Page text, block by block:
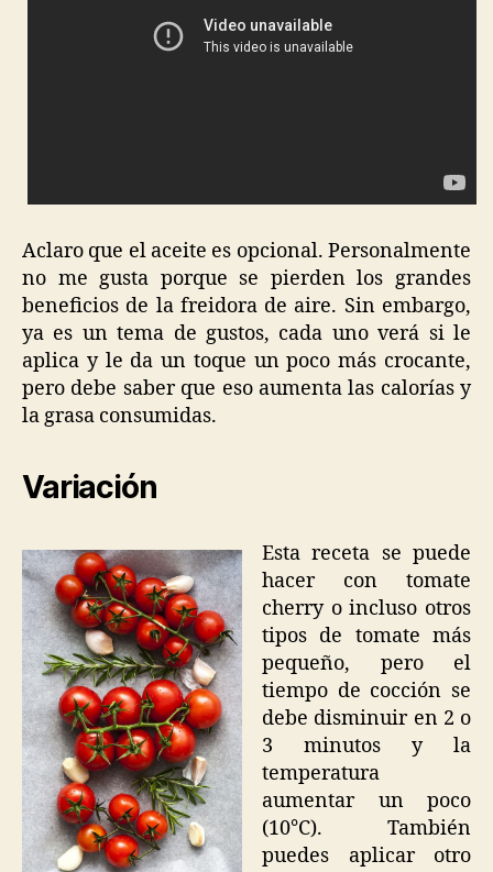
Aclaro que el aceite es opcional. Personalmente
no me gusta porque se pierden los grandes
beneficios de la freidora de aire. Sin embargo,
ya es un tema de gustos, cada uno verá si le
aplica y le da un toque un poco más crocante,
pero debe saber que eso aumenta las calorías y
la grasa consumidas.
Variación
Esta receta se puede
hacer con tomate
cherry o incluso otros
tipos de tomate más
pequeño, pero el
tiempo de cocción se
debe disminuir en 2 o
3 minutos y la
temperatura
aumentar un poco
(10°C). También
puedes aplicar otro